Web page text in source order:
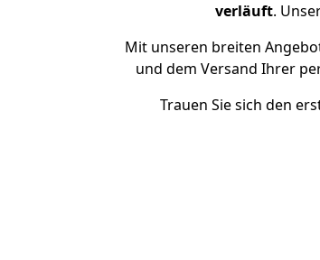
verläuft.
Mit unseren breiten
und dem Versand Ihrer
Trauen Sie sich den